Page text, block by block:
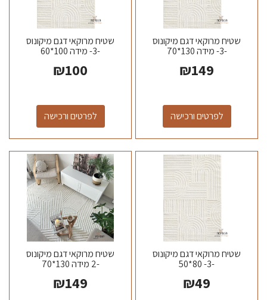
שטיח מרוקאי דגם מיקונוס
-3- מידה 130*70
₪149
לפרטים ורכישה
שטיח מרוקאי דגם מיקונוס
-3- מידה 100*60
₪100
לפרטים ורכישה
שטיח מרוקאי דגם מיקונוס
-3- 80*50
₪49
שטיח מרוקאי דגם מיקונוס
-2 מידה 130*70
₪149